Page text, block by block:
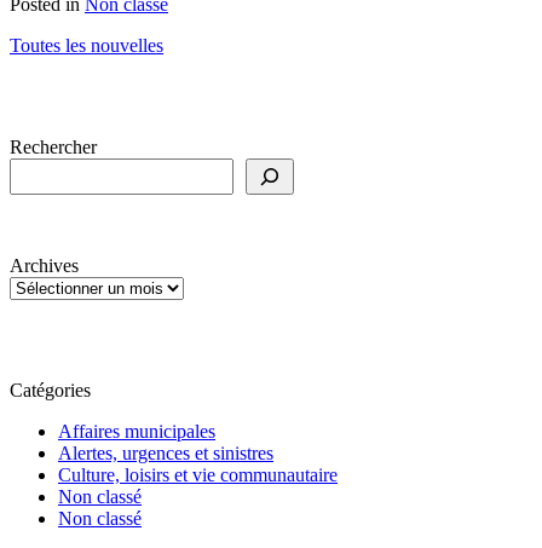
Posted in Non classé
Toutes les nouvelles
Rechercher
Archives
Catégories
Affaires municipales
Alertes, urgences et sinistres
Culture, loisirs et vie communautaire
Non classé
Non classé